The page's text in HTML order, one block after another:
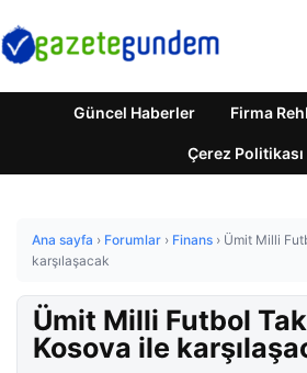
Güncel Haberler Firma
Çerez Politikası
Ana sayfa › Forumlar › Finans › Ümit Milli
karşılaşacak
Ümit Milli Futbol
Kosova ile